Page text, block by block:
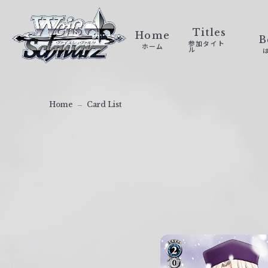
ァ
Home
ホーム
Titles
参加タイト
ル
Home Card List